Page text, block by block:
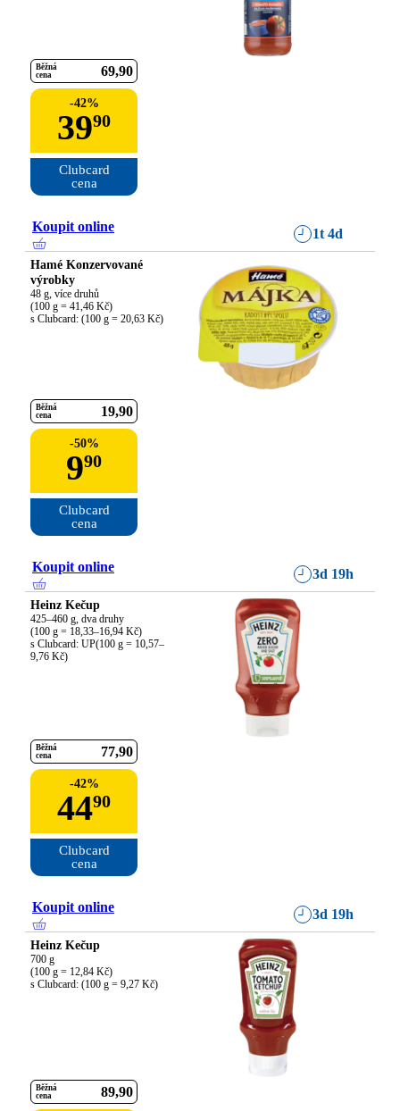
Běžná
cena
69 90
-42%
3990
Clubcard
cena
Koupit online 1t 4d
Hamé Konzervované
výrobky
48 g, více druhů
(100 g = 41,46 Kč)
s Clubcard: (100 g = 20,63 Kč)
Běžná
cena
19 90
-50%
990
Clubcard
cena
Koupit online 3d 19h
Heinz Kečup
425–460 g, dva druhy
(100 g = 18,33–16,94 Kč)
s Clubcard: UP(100 g = 10,57–
9,76 Kč)
Běžná
cena
77 90
-42%
4490
Clubcard
cena
Koupit online 3d 19h
Heinz Kečup
700 g
(100 g = 12,84 Kč)
s Clubcard: (100 g = 9,27 Kč)
Běžná
cena
89 90